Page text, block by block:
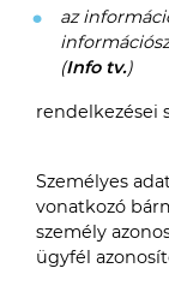
az
(Info tv.)
rendelkezései
Személyes
vonatkozó
személy
ügyfél